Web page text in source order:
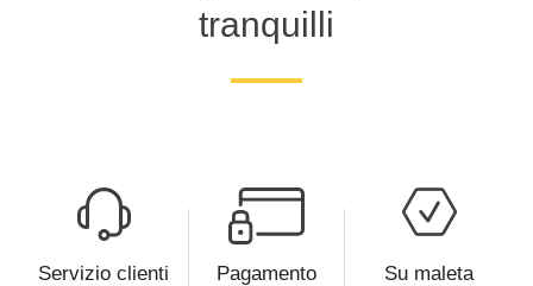
tranquilli
Servizio clienti
Pagamento
Su maleta